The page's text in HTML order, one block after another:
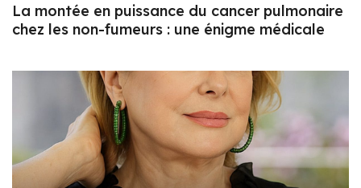
La montée en puissance du cancer pulmonaire
chez les non-fumeurs : une énigme médicale